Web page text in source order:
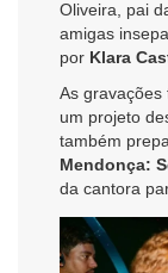
Oliveira, pai
amigas
por Klara
As
um projeto
também
Mendonça:
da cantora